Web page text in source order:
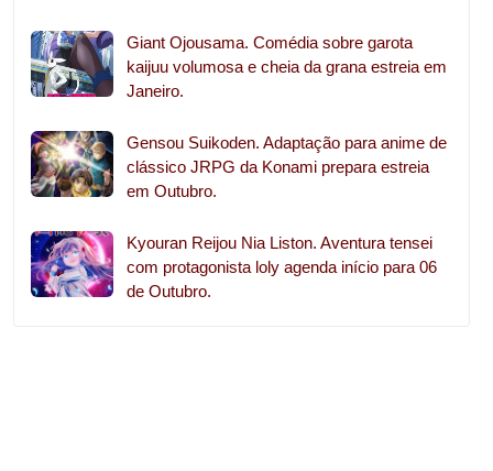
Giant Ojousama. Comédia sobre garota
kaijuu volumosa e cheia da grana estreia em
Janeiro.
Gensou Suikoden. Adaptação para anime de
clássico JRPG da Konami prepara estreia
em Outubro.
Kyouran Reijou Nia Liston. Aventura tensei
com protagonista loly agenda início para 06
de Outubro.